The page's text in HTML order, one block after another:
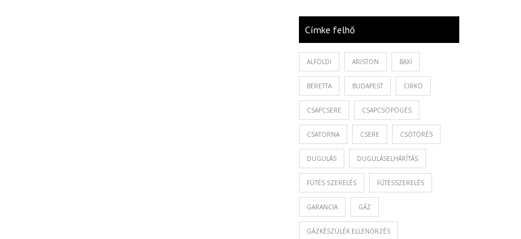
Címke felhő
ALFÖLDI ARISTON BAXI
BERETTA BUDAPEST CIRKÓ
CSAPCSERE CSAPCSÖPÖGÉS
CSATORNA CSERE CSŐTÖRÉS
DUGULÁS DUGULÁSELHÁRÍTÁS
FÜTÉS SZERELÉS FŰTÉSSZERELÉS
GARANCIA GÁZ
GÁZKÉSZÜLÉK ELLENŐRZÉS